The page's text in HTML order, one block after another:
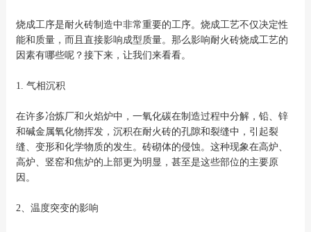
烧成工序是耐火砖制造中非常重要的工序。烧成工艺不仅决定性
能和质量，而且直接影响成型质量。那么影响耐火砖烧成工艺的
因素有哪些呢？接下来，让我们来看看。
1. 气相沉积
在许多冶炼厂和火焰炉中，一氧化碳在制造过程中分解，铅、锌
和碱金属氧化物挥发，沉积在耐火砖的孔隙和裂缝中，引起裂
缝、变形和化学物质的发生。砖砌体的侵蚀。这种现象在高炉、
高炉、竖窑和焦炉的上部更为明显，甚至是这些部位的主要原
因。
2、温度突变的影响